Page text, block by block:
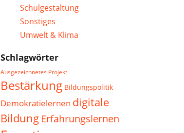
Schulgestaltung
Sonstiges
Umwelt & Klima
Schlagwörter
Ausgezeichnetes Projekt
Bestärkung Bildungspolitik
Demokratielernen digitale
Bildung Erfahrungslernen